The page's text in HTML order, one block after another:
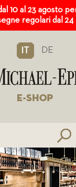
10 al 23 agosto
regolari dal 24
IT DE
E-SHOP